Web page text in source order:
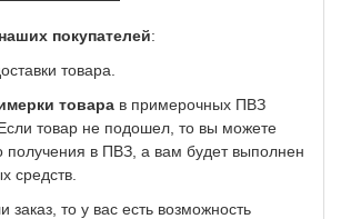
покупателей:
товара.
товара в примерочных ПВЗ
товар не подошел, то вы можете
получения в ПВЗ, а вам будет выполнен
средств.
заказ, то у вас есть возможность